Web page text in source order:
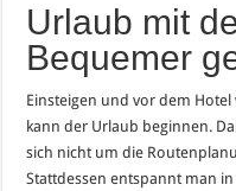
Urlaub mit
Bequemer
Einsteigen und vor dem
kann der Urlaub beginnen.
sich nicht um die
Stattdessen entspannt man